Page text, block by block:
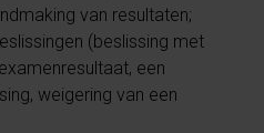
van resultaten;
(beslissing met
een
weigering van een